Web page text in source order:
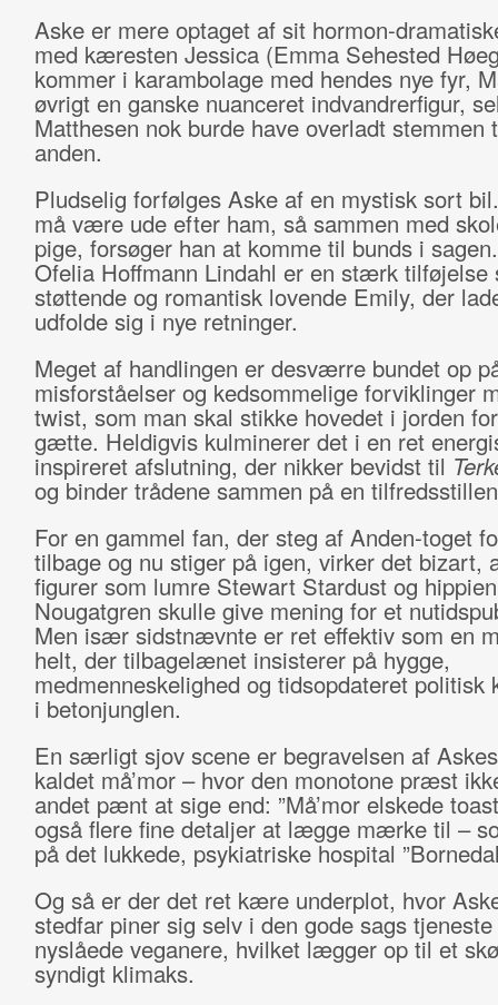
Aske er mere optaget af sit hormon-
med kæresten Jessica (Emma Sehested
kommer i karambolage med hendes nye fyr,
øvrigt en ganske nuanceret indvandrerfigur,
Matthesen nok burde have overladt stemmen
anden.
Pludselig forfølges Aske af en mystisk sort
må være ude efter ham, så sammen med
pige, forsøger han at komme til bunds i
Ofelia Hoffmann Lindahl er en stærk tilføjelse
støttende og romantisk lovende Emily, der
udfolde sig i nye retninger.
Meget af handlingen er desværre bundet op
misforståelser og kedsommelige forviklinger
twist, som man skal stikke hovedet i jorden
gætte. Heldigvis kulminerer det i en ret
inspireret afslutning, der nikker bevidst til
og binder trådene sammen på en
For en gammel fan, der steg af Anden-toget
tilbage og nu stiger på igen, virker det bizart,
figurer som lumre Stewart Stardust og
Nougatgren skulle give mening for et
Men især sidstnævnte er ret effektiv som en
helt, der tilbagelænet insisterer på hygge,
medmenneskelighed og tidsopdateret politisk
i betonjunglen.
En særligt sjov scene er begravelsen af
kaldet må’mor – hvor den monotone præst
andet pænt at sige end: ”Må’mor elskede
også flere fine detaljer at lægge mærke til –
på det lukkede, psykiatriske hospital
Og så er der det ret kære underplot, hvor
stedfar piner sig selv i den gode sags
nyslåede veganere, hvilket lægger op til et
syndigt klimaks.